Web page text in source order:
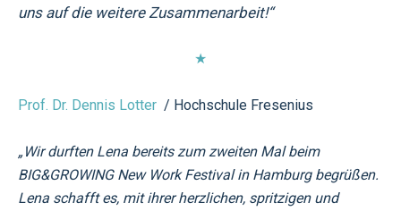
uns auf die weitere Zusammenarbeit!“
★
Prof. Dr. Dennis Lotter / Hochschule Fresenius
„Wir durften Lena bereits zum zweiten Mal beim
BIG&GROWING New Work Festival in Hamburg begrüßen.
Lena schafft es, mit ihrer herzlichen, spritzigen und